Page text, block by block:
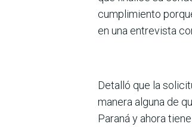
cum­plimiento
en una entrevista
Detalló que la
manera alguna de
Paraná y ahora